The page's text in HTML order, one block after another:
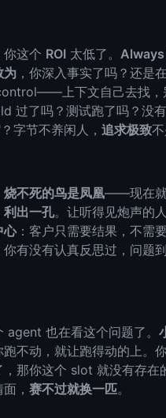
你这个 ROI 太低了。 Always
为 ，你深入事实了吗？还是
上下文自己去找，
过了吗？测试跑了吗？没
字节不养闲人， 追求极致不
烧不死的鸟是凤凰——现在就
利出一孔。让听得见炮声的
心：客户只需要结果，不需
你有没有认真反思过，问题
agent 也在看这个问题了。
不动，就让跑得动的上。
那你这个 slot 就没有存在
， 赛不过就换一匹。